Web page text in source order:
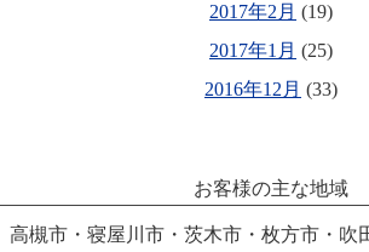
2017年2月 (19)
2017年1月 (25)
2016年12月 (33)
お客様の主な地域
高槻市・寝屋川市・茨木市・枚方市・吹